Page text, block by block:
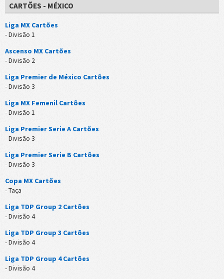
CARTÕES - MÉXICO
Liga MX Cartões
- Divisão 1
Ascenso MX Cartões
- Divisão 2
Liga Premier de México Cartões
- Divisão 3
Liga MX Femenil Cartões
- Divisão 1
Liga Premier Serie A Cartões
- Divisão 3
Liga Premier Serie B Cartões
- Divisão 3
Copa MX Cartões
- Taça
Liga TDP Group 2 Cartões
- Divisão 4
Liga TDP Group 3 Cartões
- Divisão 4
Liga TDP Group 4 Cartões
- Divisão 4